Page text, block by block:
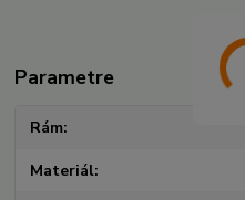
Parametre
Rám
Materiál